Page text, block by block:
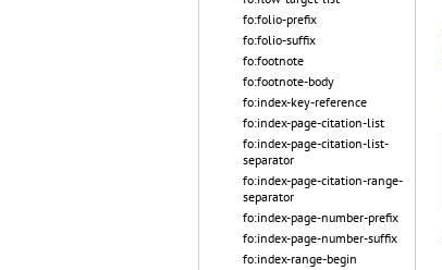
fo:folio-prefix
fo:folio-suffix
fo:footnote
fo:footnote-body
fo:index-key-reference
fo:index-page-citation-list
fo:index-page-citation-list-
separator
fo:index-page-citation-range-
separator
fo:index-page-number-prefix
fo:index-page-number-suffix
fo:index-range-begin